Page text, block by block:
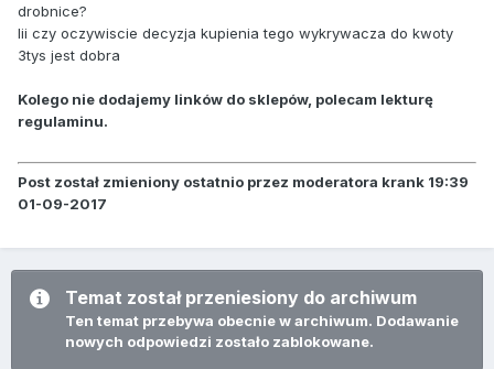
drobnice?
Iii czy oczywiscie decyzja kupienia tego wykrywacza do kwoty
3tys jest dobra
Kolego nie dodajemy linków do sklepów, polecam lekturę
regulaminu.
Post został zmieniony ostatnio przez moderatora krank 19:39
01-09-2017
Temat został przeniesiony do archiwum
Ten temat przebywa obecnie w archiwum. Dodawanie
nowych odpowiedzi zostało zablokowane.